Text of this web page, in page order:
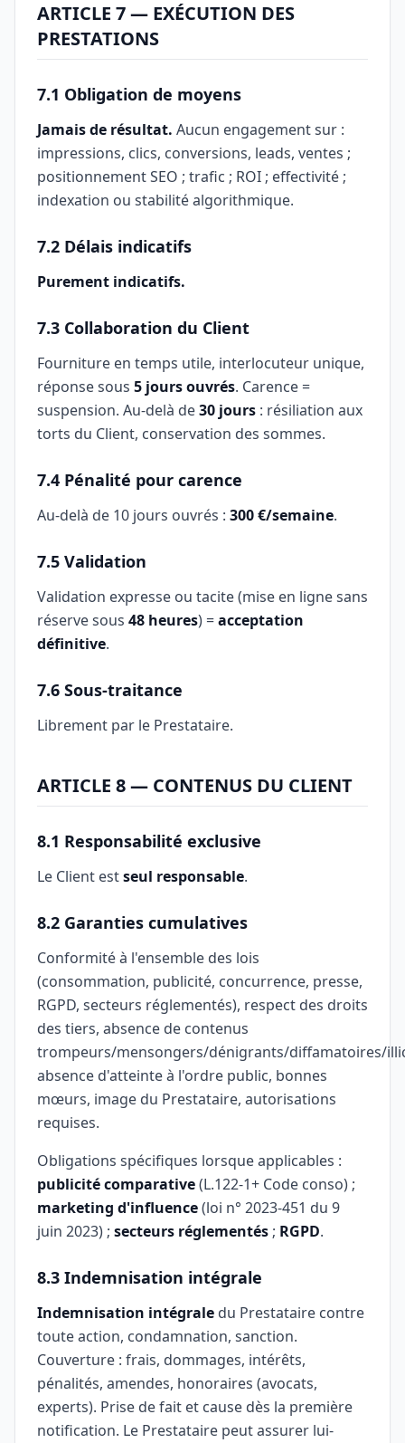
ARTICLE 7 — EXÉCUTION DES
PRESTATIONS
7.1 Obligation de moyens
Jamais de résultat. Aucun engagement sur :
impressions, clics, conversions, leads, ventes ;
positionnement SEO ; trafic ; ROI ; effectivité ;
indexation ou stabilité algorithmique.
7.2 Délais indicatifs
Purement indicatifs.
7.3 Collaboration du Client
Fourniture en temps utile, interlocuteur unique,
réponse sous 5 jours ouvrés. Carence =
suspension. Au-delà de30 jours : résiliation aux
torts du Client, conservation des sommes.
7.4 Pénalité pour carence
Au-delà de 10 jours ouvrés : 300 €/semaine.
7.5 Validation
Validation expresse ou tacite (mise en ligne sans
réserve sous 48 heures) =acceptation
définitive.
7.6 Sous-traitance
Librement par le Prestataire.
ARTICLE 8 — CONTENUS DU CLIENT
8.1 Responsabilité exclusive
Le Client estseul responsable.
8.2 Garanties cumulatives
Conformité à l'ensemble des lois
(consommation, publicité, concurrence, presse,
RGPD, secteurs réglementés), respect des droits
des tiers, absence de contenus
trompeurs/mensongers/dénigrants/diffamatoires/
absence d'atteinte à l'ordre public, bonnes
mœurs, image du Prestataire, autorisations
requises.
Obligations spécifiques lorsque applicables :
publicité comparative(L.122-1+ Code conso) ;
marketing d'influence(loi n° 2023-451 du 9
juin 2023) ; secteurs réglementés ; RGPD.
8.3 Indemnisation intégrale
Indemnisation intégrale du Prestataire contre
toute action, condamnation, sanction.
Couverture : frais, dommages, intérêts,
pénalités, amendes, honoraires (avocats,
experts). Prise de fait et cause dès la première
notification. Le Prestataire peut assurer lui-